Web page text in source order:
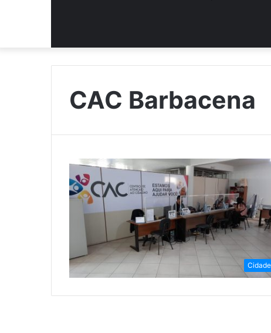
CAC Barbacena
Cidade